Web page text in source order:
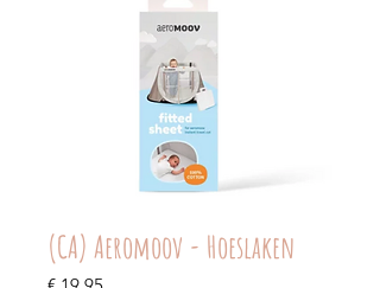
(CA) Aeromoov - Hoeslaken